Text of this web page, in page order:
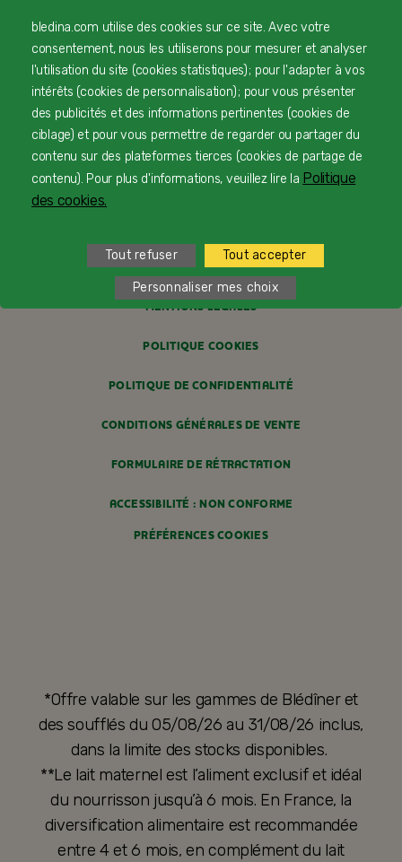
© Copyright Blédina 2025. Tous droits réservés
CONTACTEZ-NOUS
LIVRAISON
FAQ
MENTIONS LÉGALES
POLITIQUE COOKIES
POLITIQUE DE CONFIDENTIALITÉ
CONDITIONS GÉNÉRALES DE VENTE
FORMULAIRE DE RÉTRACTATION
ACCESSIBILITÉ : NON CONFORME
PRÉFÉRENCES COOKIES
*Offre valable sur les gammes de Blédîner et
des soufflés du 05/08/26 au 31/08/26 inclus,
dans la limite des stocks disponibles.
**Le lait maternel est l’aliment exclusif et idéal
du nourrisson jusqu’à 6 mois. En France, la
diversification alimentaire est recommandée
entre 4 et 6 mois, en complément du lait
bledina.com utilise des cookies sur ce site. Avec votre
consentement, nous les utiliserons pour mesurer et analyser
l'utilisation du site (cookies statistiques) ; pour l'adapter à vos
intérêts (cookies de personnalisation) ; pour vous présenter
des publicités et des informations pertinentes (cookies de
ciblage) et pour vous permettre de regarder ou partager du
contenu sur des plateformes tierces (cookies de partage de
contenu). Pour plus d'informations, veuillez lire la Politique
des cookies.
Tout refuser Tout accepter
Personnaliser mes choix